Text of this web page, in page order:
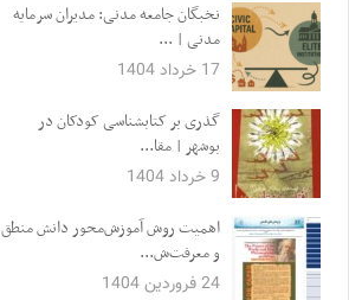
نخبگان جامعه مدنی: مدیران سرمایه
مدنی | ...
17 خرداد 1404
گذری بر کتابشناسی کودکان در
بوشهر | مقا...
9 خرداد 1404
اهمیت روش آموزش‌محور دانش منطق
و معرفت‌ش...
24 فروردین 1404